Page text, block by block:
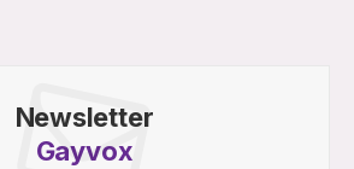
Newsletter
Gayvox